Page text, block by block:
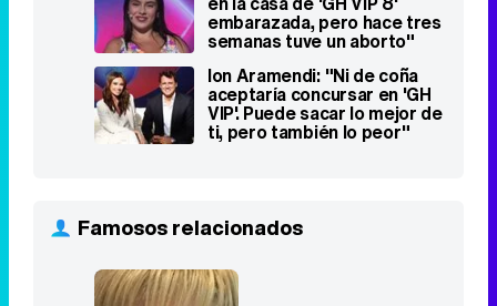
embarazada, pero hace tres
semanas tuve un aborto"
Ion Aramendi: "Ni de coña
aceptaría concursar en 'GH
VIP'. Puede sacar lo mejor de
ti, pero también lo peor"
Famosos relacionados